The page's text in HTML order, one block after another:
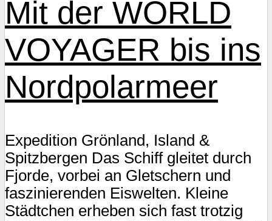
Mit der WORLD
VOYAGER bis ins
Nordpolarmeer
Expedition Grönland, Island &
Spitzbergen Das Schiff gleitet durch
Fjorde, vorbei an Gletschern und
faszinierenden Eiswelten. Kleine
Städtchen erheben sich fast trotzig